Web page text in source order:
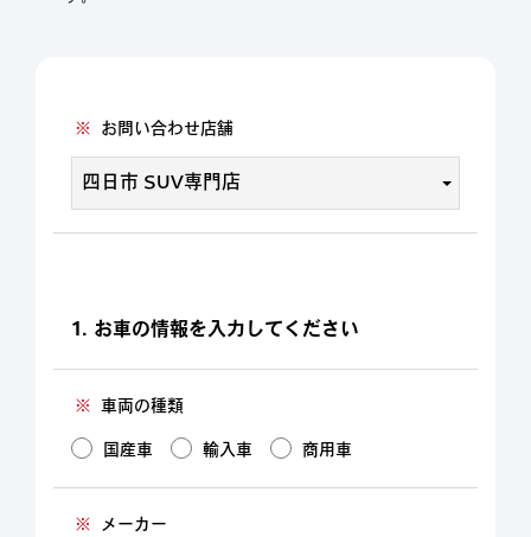
※ お問い合わせ店舗
1. お車の情報を入力してください
※ 車両の種類
国産車 輸入車 商用車
※ メーカー